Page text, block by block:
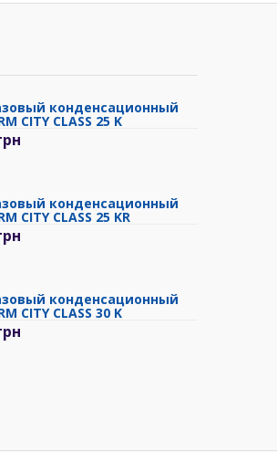
конденсационный
CITY CLASS 25 K
конденсационный
CITY CLASS 25 KR
конденсационный
CITY CLASS 30 K